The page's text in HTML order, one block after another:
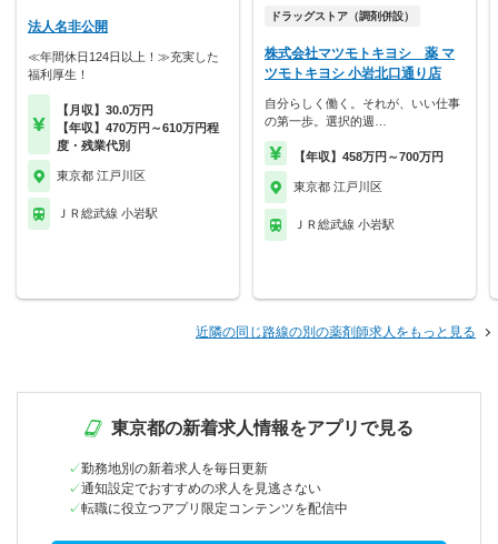
法人名非公開
≪年間休日124日以上！≫充実した
福利厚生！
【月収】30.0万円
【年収】470万円～610万円程
度・残業代別
東京都 江戸川区
ＪＲ総武線 小岩駅
ドラッグストア（調剤併設）
株式会社マツモトキヨシ 薬 マ
ツモトキヨシ 小岩北口通り店
自分らしく働く。それが、いい仕事
の第一歩。選択的週…
【年収】458万円～700万円
東京都 江戸川区
ＪＲ総武線 小岩駅
近隣の同じ路線の別の薬剤師求人をもっと見る
東京都の新着求人情報をアプリで見る
勤務地別の新着求人を毎日更新
通知設定でおすすめの求人を見逃さない
転職に役立つアプリ限定コンテンツを配信中